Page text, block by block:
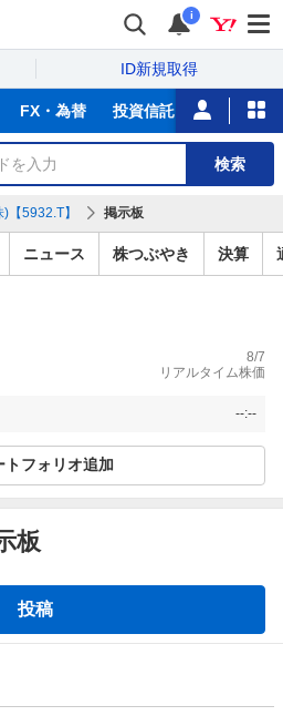
i
ID新規取得
FX・為替 投資信託 ニュース
検索
【5932.T】 掲示板
ニュース 株つぶやき 決算
8/7
リアルタイム株価
--:--
トフォリオ追加
板
投稿